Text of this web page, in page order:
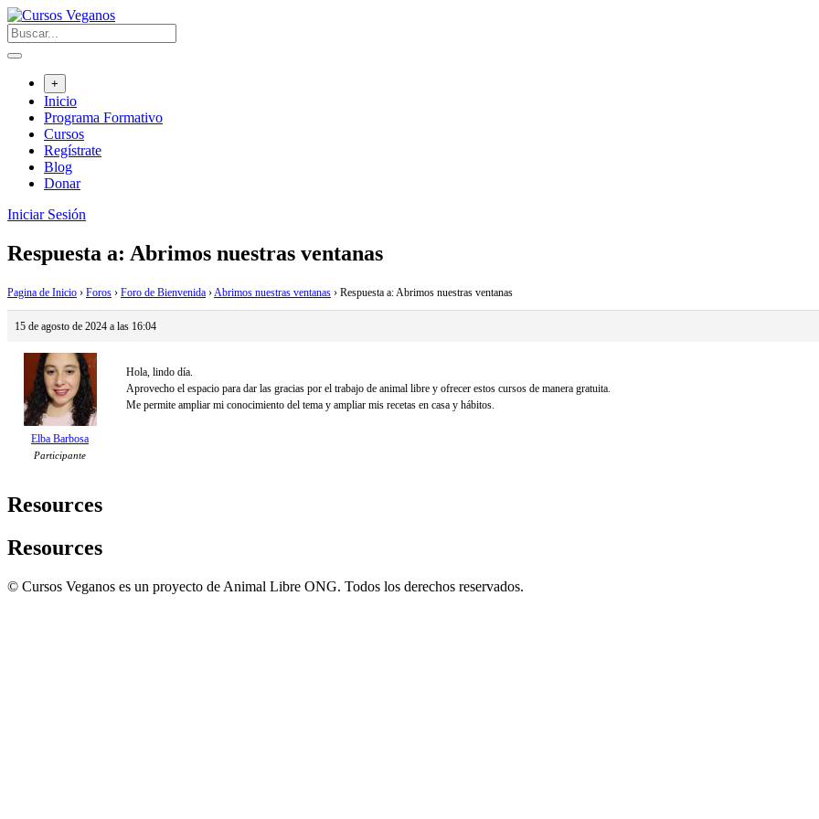
Saltar
al
contenido
+
Inicio
Programa Formativo
Cursos
Regístrate
Blog
Donar
Iniciar Sesión
Respuesta a: Abrimos nuestras ventanas
Pagina de Inicio › Foros › Foro de Bienvenida ›Abrimos nuestras ventanas › Respuesta a: Abrimos nuestras ventanas
15 de agosto de 2024 a las 16:04
Elba Barbosa
Participante
Hola, lindo día.
Aprovecho el espacio para dar las gracias por el trabajo de animal libre y ofrecer estos cursos de manera gratuita.
Me permite ampliar mi conocimiento del tema y ampliar mis recetas en casa y hábitos.
Resources
Resources
© Cursos Veganos es un proyecto de Animal Libre ONG. Todos los derechos reservados.